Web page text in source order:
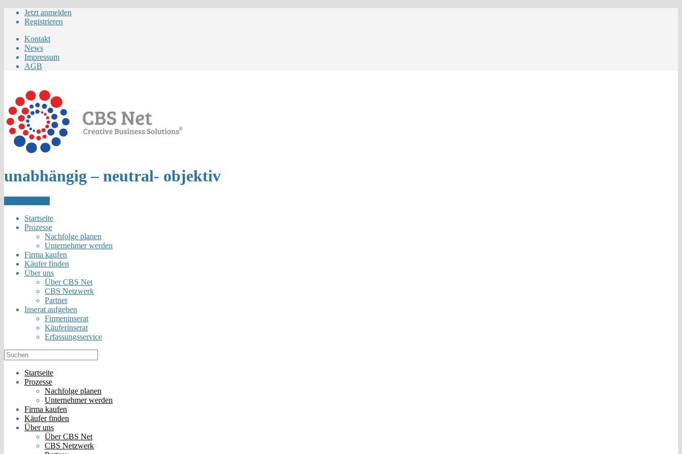
Jetzt anmelden
Registrieren
Kontakt
News
Impressum
AGB
unabhängig – neutral- objektiv
Startseite
Prozesse
Nachfolge planen
Unternehmer werden
Firma kaufen
Käufer finden
Über uns
Über CBS Net
CBS Netzwerk
Partner
Inserat aufgeben
Firmeninserat
Käuferinserat
Erfassungsservice
Startseite
Prozesse
Nachfolge planen
Unternehmer werden
Firma kaufen
Käufer finden
Über uns
Über CBS Net
CBS Netzwerk